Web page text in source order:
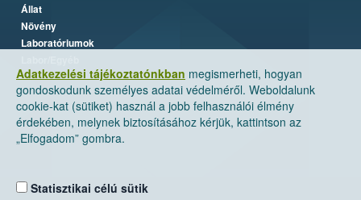
Adatkezelési tájékoztatónkban megismerheti, hogyan
gondoskodunk személyes adatai védelméről. Weboldalunk
cookie-kat (sütiket) használ a jobb felhasználói élmény
érdekében, melynek biztosításához kérjük, kattintson az
„Elfogadom” gombra.
Statisztikai célú sütik
Állat
Növény
Laboratóriumok